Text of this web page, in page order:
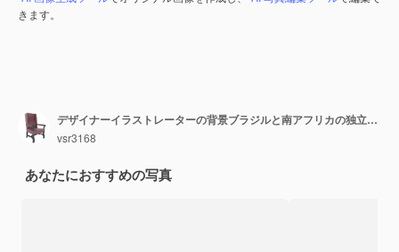
きます。
デザイナーイラストレーターの背景ブラジルと南アフリカの独立記念日旗
vsr3168
あなたにおすすめの写真